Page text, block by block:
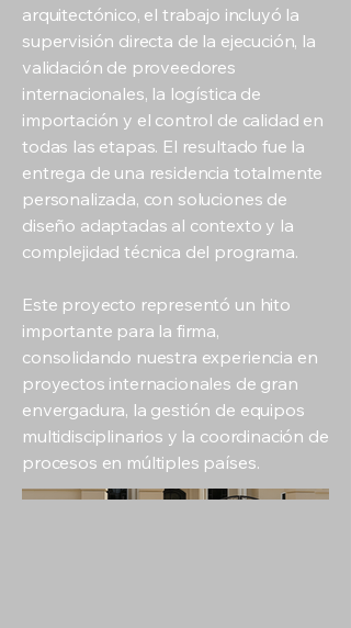
arquitectónico, el trabajo incluyó la
supervisión directa de la ejecución, la
validación de proveedores
internacionales, la logística de
importación y el control de calidad en
todas las etapas. El resultado fue la
entrega de una residencia totalmente
personalizada, con soluciones de
diseño adaptadas al contexto y la
complejidad técnica del programa.
Este proyecto representó un hito
importante para la firma,
consolidando nuestra experiencia en
proyectos internacionales de gran
envergadura, la gestión de equipos
multidisciplinarios y la coordinación de
procesos en múltiples países.